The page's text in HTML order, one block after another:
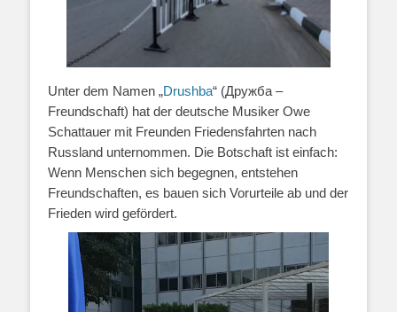
Unter dem Namen „Drushba“ (Дружба –
Freundschaft) hat der deutsche Musiker Owe
Schattauer mit Freunden Friedensfahrten nach
Russland unternommen. Die Botschaft ist einfach:
Wenn Menschen sich begegnen, entstehen
Freundschaften, es bauen sich Vorurteile ab und der
Frieden wird gefördert.